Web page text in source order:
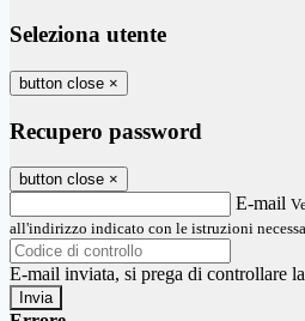
Seleziona utente
button close ×
Recupero password
button close ×
E-mail
all'indirizzo indicato con le istruzioni
E-mail inviata, si prega di controllare